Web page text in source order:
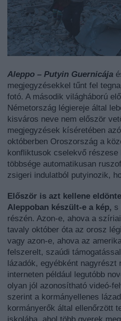
Aleppo – Putyin Guernicája
megjegyzésekkel tűnt fel
fotó. A második világháború
Németország légiereje által
kisváros neve nem először
megjegyzések kíséretében
októberben Oroszország a
konfliktusok cselekvő részese
többsége automatikusan
zsigeri indulatból putyinozik,
Először is azt kellene
Aleppoban készült-e a kép, s
részén. Azon-e, ahova a
tavaly október óta az orosz
vagy azon-e, ahova az
felszerelt, szaúdi
lázadók, egyébként nagyrészt
interneten például legutóbb
olyan jól azonosítható videó-
szerint a kormányellenes
kormányerők által ellenőrzött
iskolába, ahol több gyerek